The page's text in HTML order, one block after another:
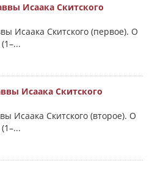
Исаака Скитского
Исаака Скитского (первое). О
Исаака Скитского
Исаака Скитского (второе). О